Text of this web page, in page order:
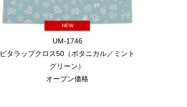
NEW
UM-1746
ピタラップクロス50（ボタニカル／ミント
グリーン）
オープン価格